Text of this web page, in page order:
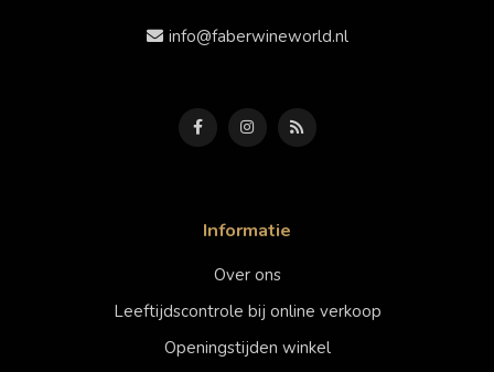
info@faberwineworld.nl
Informatie
Over ons
Leeftijdscontrole bij online verkoop
Openingstijden winkel